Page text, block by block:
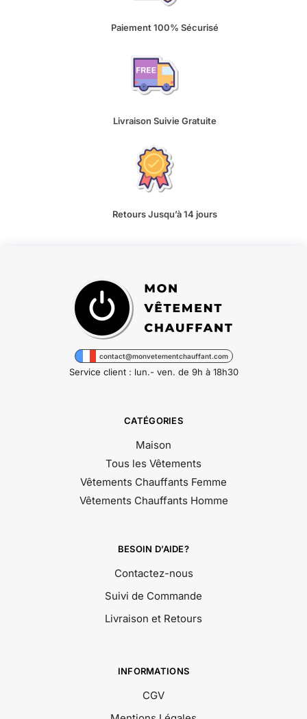
Paiement 100% Sécurisé
Livraison Suivie Gratuite
Retours Jusqu’à 14 jours
contact@monvetementchauffant.com
Service client : lun.- ven. de 9h à 18h30
CATÉGORIES
Maison
Tous les Vêtements
Vêtements Chauffants Femme
Vêtements Chauffants Homme
BESOIN D’AIDE?
Contactez-nous
Suivi de Commande
Livraison et Retours
INFORMATIONS
CGV